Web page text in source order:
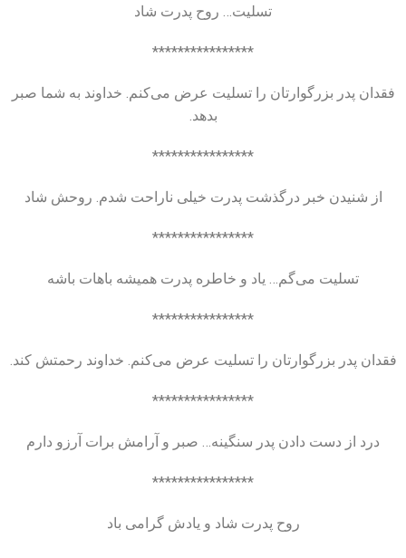
تسلیت… روح پدرت شاد
****************
فقدان پدر بزرگوارتان را تسلیت عرض می‌کنم. خداوند به شما صبر
بدهد.
****************
از شنیدن خبر درگذشت پدرت خیلی ناراحت شدم. روحش شاد
****************
تسلیت می‌گم… یاد و خاطره پدرت همیشه باهات باشه
****************
فقدان پدر بزرگوارتان را تسلیت عرض می‌کنم. خداوند رحمتش کند.
****************
درد از دست دادن پدر سنگینه… صبر و آرامش برات آرزو دارم
****************
روح پدرت شاد و یادش گرامی باد